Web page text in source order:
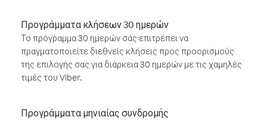
Προγράμματα κλήσεων 30 ημερών
Το πρόγραμμα 30 ημερών σάς επιτρέπει να
πραγματοποιείτε διεθνείς κλήσεις προς προορισμούς
της επιλογής σας για διάρκεια 30 ημερών με τις χαμηλές
τιμές του Viber.
Προγράμματα μηνιαίας συνδρομής